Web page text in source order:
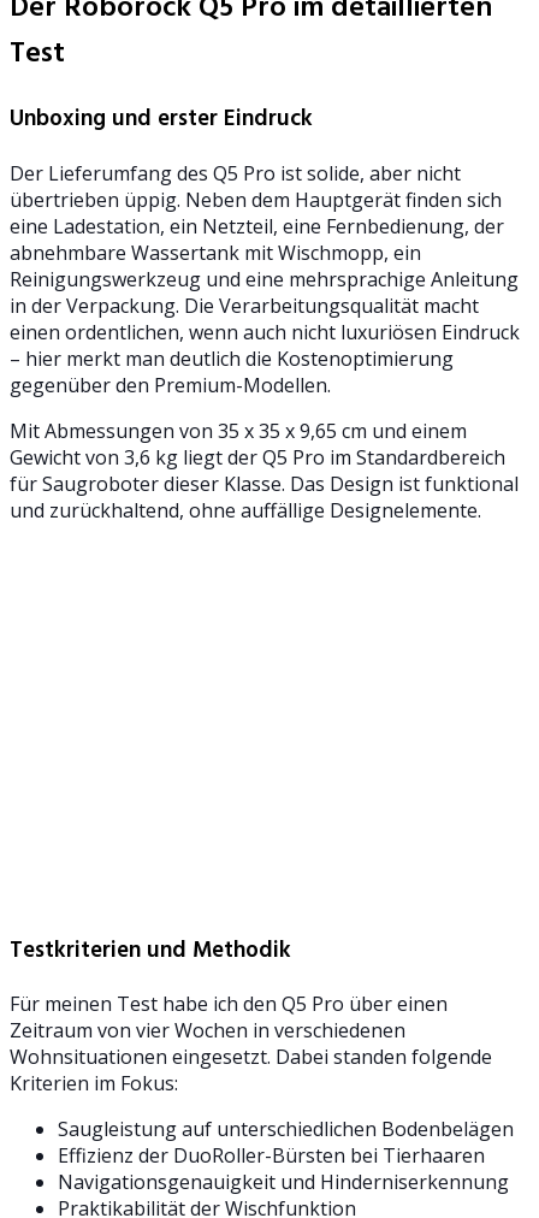
Test
Unboxing und erster Eindruck
Der Lieferumfang des Q5 Pro ist solide, aber nicht
übertrieben üppig. Neben dem Hauptgerät finden sich
eine Ladestation, ein Netzteil, eine Fernbedienung, der
abnehmbare Wassertank mit Wischmopp, ein
Reinigungswerkzeug und eine mehrsprachige Anleitung
in der Verpackung. Die Verarbeitungsqualität macht
einen ordentlichen, wenn auch nicht luxuriösen Eindruck
– hier merkt man deutlich die Kostenoptimierung
gegenüber den Premium-Modellen.
Mit Abmessungen von 35 x 35 x 9,65 cm und einem
Gewicht von 3,6 kg liegt der Q5 Pro im Standardbereich
für Saugroboter dieser Klasse. Das Design ist funktional
und zurückhaltend, ohne auffällige Designelemente.
Testkriterien und Methodik
Für meinen Test habe ich den Q5 Pro über einen
Zeitraum von vier Wochen in verschiedenen
Wohnsituationen eingesetzt. Dabei standen folgende
Kriterien im Fokus:
Saugleistung auf unterschiedlichen Bodenbelägen
Effizienz der DuoRoller-Bürsten bei Tierhaaren
Navigationsgenauigkeit und Hinderniserkennung
Praktikabilität der Wischfunktion